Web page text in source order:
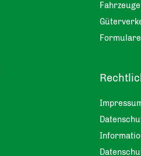
Fahrzeuge